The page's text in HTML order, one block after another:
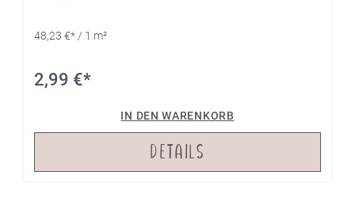
48,23 €* / 1 m²
2,99 €*
IN DEN WARENKORB
DETAILS